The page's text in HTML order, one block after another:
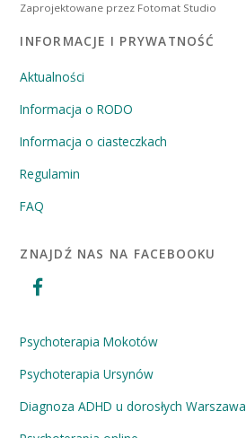
Zaprojektowane przez Fotomat Studio
INFORMACJE I PRYWATNOŚĆ
Aktualności
Informacja o RODO
Informacja o ciasteczkach
Regulamin
FAQ
ZNAJDŹ NAS NA FACEBOOKU
Psychoterapia Mokotów
Psychoterapia Ursynów
Diagnoza ADHD u dorosłych Warszawa